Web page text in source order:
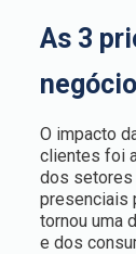
As 3
O impacto
clientes foi
dos setores
presenciais
tornou uma
e dos